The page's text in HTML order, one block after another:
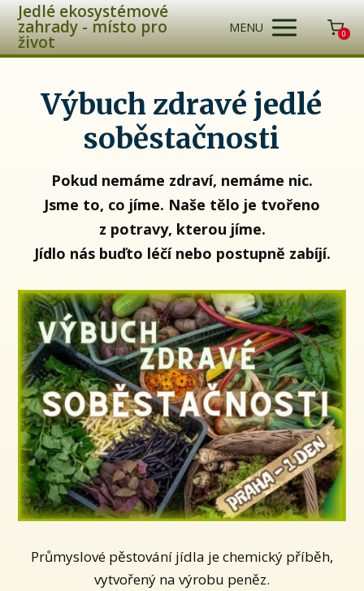
Jedlé ekosystémové
zahrady - místo pro
život
MENU 0
Výbuch zdravé jedlé
soběstačnosti
Pokud nemáme zdraví, nemáme nic.
Jsme to, co jíme. Naše tělo je tvořeno
z potravy, kterou jíme.
Jídlo nás buďto léčí nebo postupně zabíjí.
Průmyslové pěstování jídla je chemický příběh,
vytvořený na výrobu peněz.